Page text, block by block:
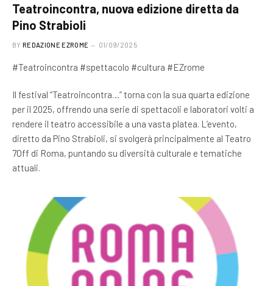
Teatroincontra, nuova edizione diretta da
Pino Strabioli
BY REDAZIONE EZROME 01/09/2025
#Teatroincontra #spettacolo #cultura #EZrome
Il festival “Teatroincontra…” torna con la sua quarta edizione
per il 2025, offrendo una serie di spettacoli e laboratori volti a
rendere il teatro accessibile a una vasta platea. L’evento,
diretto da Pino Strabioli, si svolgerà principalmente al Teatro
7Off di Roma, puntando su diversità culturale e tematiche
attuali.